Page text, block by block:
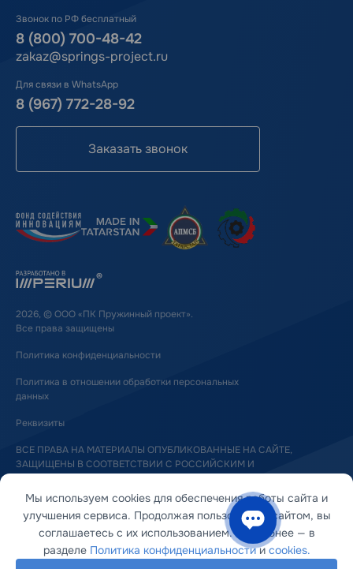
Звонок по РФ бесплатный
8 (800) 700-48-42
zakaz@springs-project.ru
Для связи в WhatsApp
8 (967) 772-28-92
Заказать звонок
2026, © ООО «ПК Пружинный проект».
Все права защищены
Политика конфиденциальности
Политика в отношении обработки персональных
данных
Реквизиты
ВСЕ ПРАВА НА МАТЕРИАЛЫ ОПУБЛИКОВАННЫЕ НА САЙТЕ,
ЗАЩИЩЕНЫ В СООТВЕТСТВИИ С РОССИЙСКИМ И
И СМЕЖНЫХ ПРАВАХ
Мы используем cookies для обеспечения работы сайта и
улучшения сервиса. Продолжая пользоваться сайтом, вы
соглашаетесь с их использованием. Подробнее — в
разделе Политика конфиденциальностииcookies.